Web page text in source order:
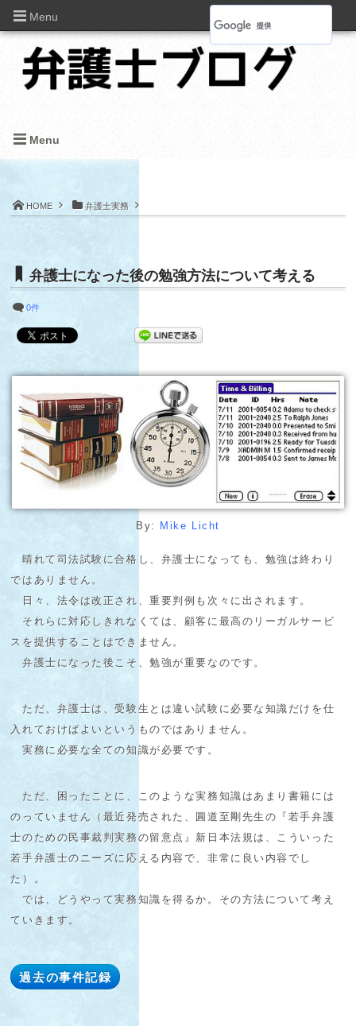
HOME 弁護士実務
弁護士になった後の勉強方法について考える
0件
By: Mike Licht
晴れて司法試験に合格し、弁護士になっても、勉強は終わり
ではありません。
日々、法令は改正され、重要判例も次々に出されます。
それらに対応しきれなくては、顧客に最高のリーガルサービ
スを提供することはできません。
弁護士になった後こそ、勉強が重要なのです。
ただ、弁護士は、受験生とは違い試験に必要な知識だけを仕
入れておけばよいというものではありません。
実務に必要な全ての知識が必要です。
ただ、困ったことに、このような実務知識はあまり書籍には
のっていません（最近発売された、圓道至剛先生の『若手弁護
士のための民事裁判実務の留意点』新日本法規は、こういった
若手弁護士のニーズに応える内容で、非常に良い内容でし
た）。
では、どうやって実務知識を得るか。その方法について考え
ていきます。
過去の事件記録
Menu
Menu